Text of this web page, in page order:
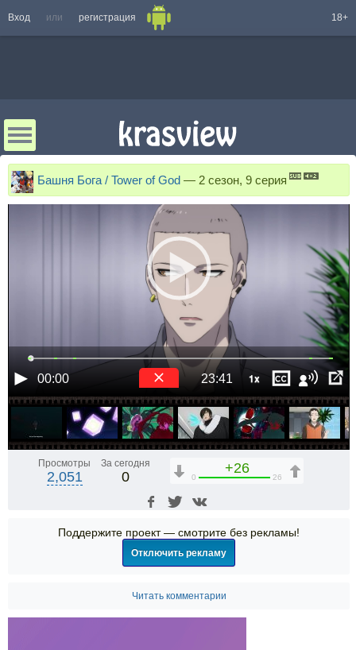
Вход или регистрация 18+
Башня Бога / Tower of God — 2 сезон, 9 серия
00:00 23:41 1x
Просмотры
2,051
За сегодня
0
+26
0 26
Поддержите проект — смотрите без рекламы!
Отключить рекламу
Читать комментарии